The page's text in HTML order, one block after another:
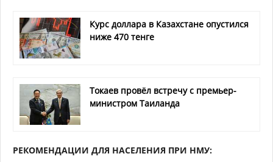
Курс доллара в Казахстане опустился
ниже 470 тенге
Токаев провёл встречу с премьер-
министром Таиланда
РЕКОМЕНДАЦИИ ДЛЯ НАСЕЛЕНИЯ ПРИ НМУ: